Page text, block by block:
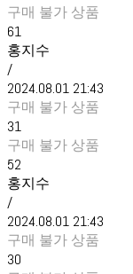
구매 불가 상품
61
홍지수
/
2024.08.01 21:43
구매 불가 상품
31
구매 불가 상품
52
홍지수
/
2024.08.01 21:43
구매 불가 상품
30